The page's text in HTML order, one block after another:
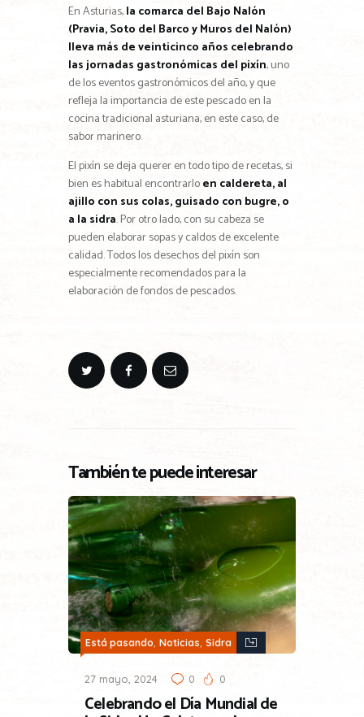
En Asturias,la comarca del Bajo Nalón
(Pravia, Soto del Barco y Muros del Nalón)
lleva más de veinticinco años celebrando
las jornadas gastronómicas del pixín, uno
de los eventos gastronómicos del año, y que
refleja la importancia de este pescado en la
cocina tradicional asturiana, en este caso, de
sabor marinero.
El pixín se deja querer en todo tipo de recetas, si
bien es habitual encontrarloen caldereta, al
ajillo con sus colas, guisado con bugre, o
a la sidra. Por otro lado, con su cabeza se
pueden elaborar sopas y caldos de excelente
calidad. Todos los desechos del pixín son
especialmente recomendados para la
elaboración de fondos de pescados.
También te puede interesar
Está pasando, Noticias, Sidra
27 mayo, 2024 0 0
Celebrando el Día Mundial de